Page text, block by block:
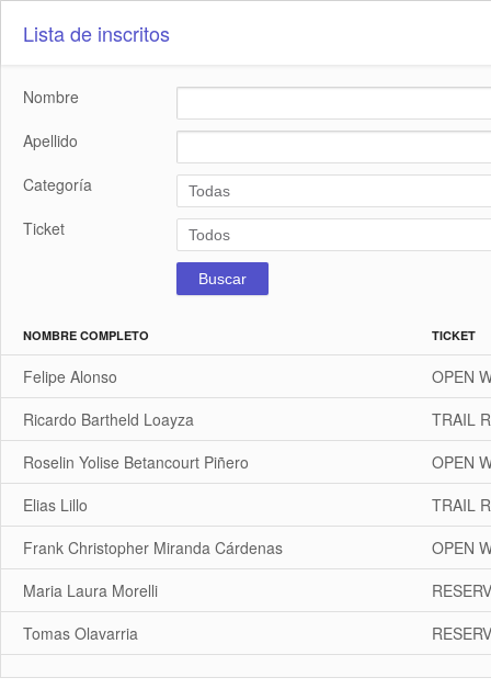
Lista de inscritos
Nombre
Apellido
Categoría
Ticket
Buscar
NOMBRE COMPLETO TICKET
Felipe Alonso
OPEN
Ricardo Bartheld Loayza
TRAIL
Roselin Yolise Betancourt Piñero
OPEN
Elias Lillo
TRAIL
Frank Christopher Miranda Cárdenas
OPEN
Maria Laura Morelli
Tomas Olavarria